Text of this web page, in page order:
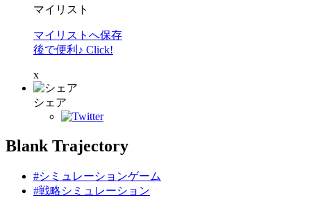
マイリスト
マイリストへ保存
後で便利♪ Click!
x
シェア
Blank Trajectory
#シミュレーションゲーム
#戦略シミュレーション